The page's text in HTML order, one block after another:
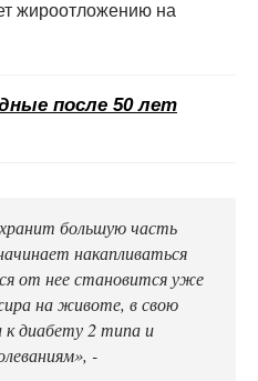
жироотложению на
после 50 лет
большую часть
накапливаться
от нее становится уже
на животе, в свою
диабету 2 типа и
-